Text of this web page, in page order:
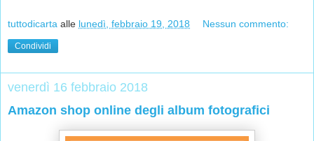
tuttodicarta alle lunedì, febbraio 19, 2018 Nessun commento:
Condividi
venerdì 16 febbraio 2018
Amazon shop online degli album fotografici